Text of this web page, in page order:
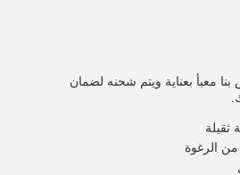
معبأ بعناية ويتم شحنه لضمان
ثقيلة
من الرغوة